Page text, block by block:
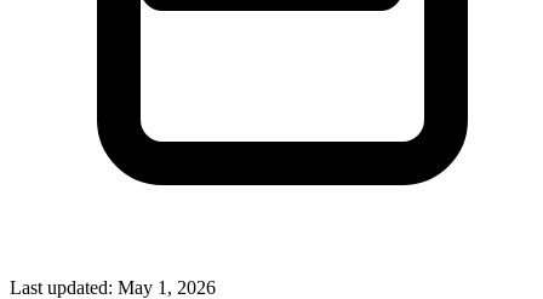
Last updated: May 1, 2026